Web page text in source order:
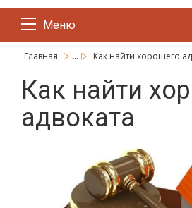
Меню
Главная ... Как найти хорошего
Как найти
адвоката